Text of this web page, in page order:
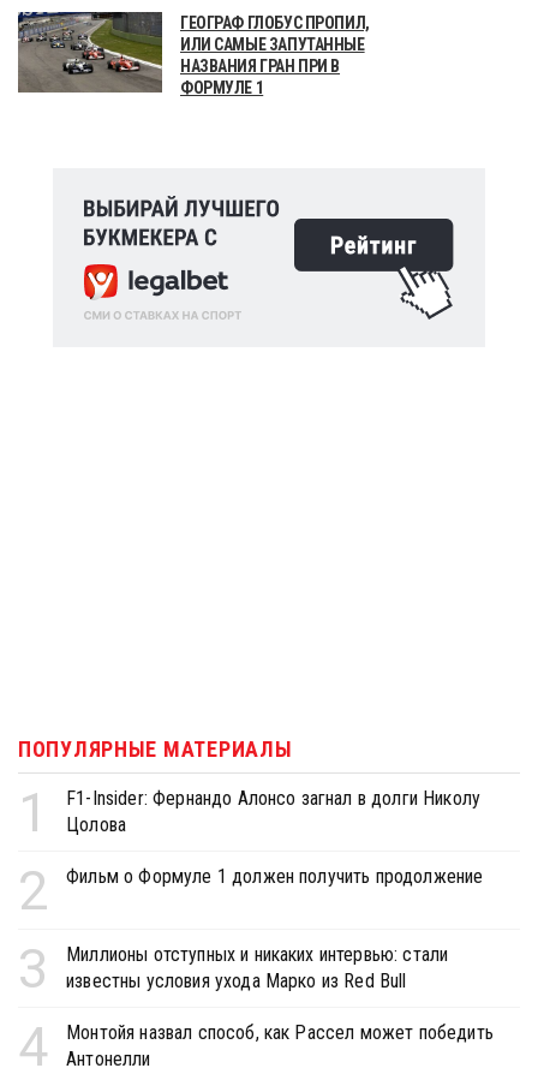
ГЕОГРАФ ГЛОБУС ПРОПИЛ,
ИЛИ САМЫЕ ЗАПУТАННЫЕ
НАЗВАНИЯ ГРАН ПРИ В
ФОРМУЛЕ 1
ПОПУЛЯРНЫЕ МАТЕРИАЛЫ
1
F1-Insider: Фернандо Алонсо загнал в долги Николу
Цолова
2 Фильм о Формуле 1 должен получить продолжение
3
Миллионы отступных и никаких интервью: стали
известны условия ухода Марко из Red Bull
4
Монтойя назвал способ, как Рассел может победить
Антонелли